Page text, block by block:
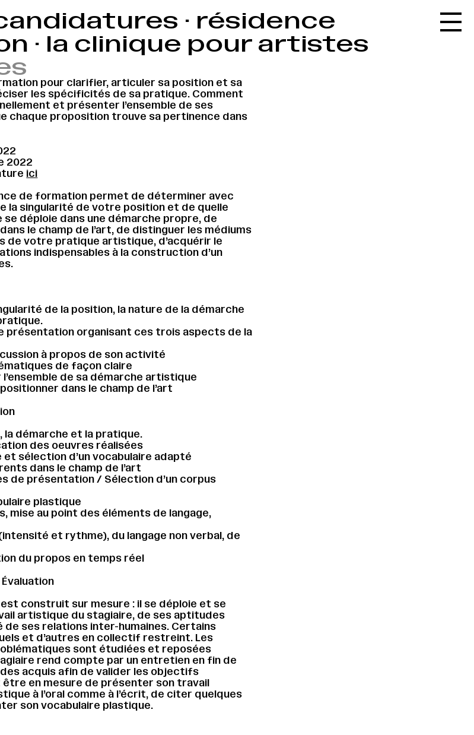
Accueil
Le réseau
· résidence
· la clinique pour artistes
pour clarifier, articuler sa position et sa
les spécificités de sa pratique. Comment
et présenter l’ensemble de ses
chaque proposition trouve sa pertinence dans
2022
ici
de formation permet de déterminer avec
la singularité de votre position et de quelle
déploie dans une démarche propre, de
le champ de l’art, de distinguer les médiums
de votre pratique artistique, d’acquérir le
indispensables à la construction d’un
de la position, la nature de la démarche
présentation organisant ces trois aspects de la
à propos de son activité
de façon claire
de sa démarche artistique
dans le champ de l’art
la démarche et la pratique.
des oeuvres réalisées
sélection d’un vocabulaire adapté
dans le champ de l’art
de présentation / Sélection d’un corpus
plastique
mise au point des éléments de langage,
et rythme), du langage non verbal, de
du propos en temps réel
construit sur mesure : il se déploie et se
artistique du stagiaire, de ses aptitudes
de ses relations inter-humaines. Certains
et d’autres en collectif restreint. Les
sont étudiées et reposées
rend compte par un entretien en fin de
acquis afin de valider les objectifs
être en mesure de présenter son travail
à l’oral comme à l’écrit, de citer quelques
son vocabulaire plastique.